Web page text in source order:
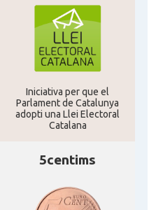
Florida, USA
a SEATTLE
Valley (San Jose),
USA
a TAMPA
a TENNESSEE
Iniciativa per que el
Parlament de Catalunya
adopti una Llei Electoral
Catalana
5centims